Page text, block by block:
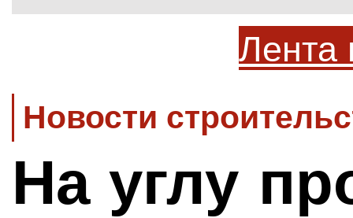
Лента
Новости
На углу